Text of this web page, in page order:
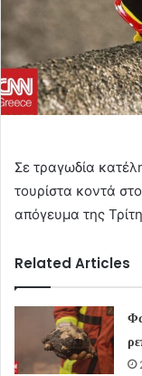
Σε τραγωδία
τουρίστα κοντά
απόγευμα της
Related Articles